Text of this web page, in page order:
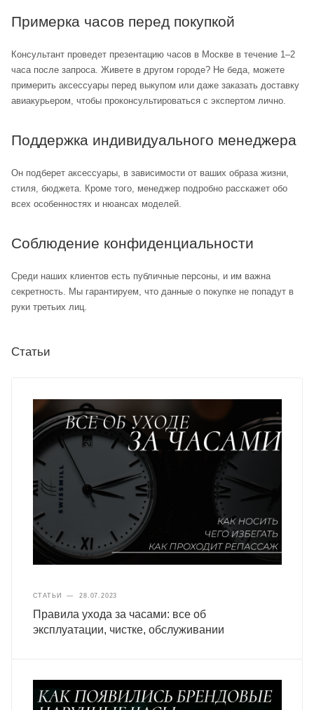
Примерка часов перед покупкой
Консультант проведет презентацию часов в Москве в течение 1–2
часа после запроса. Живете в другом городе? Не беда, можете
примерить аксессуары перед выкупом или даже заказать доставку
авиакурьером, чтобы проконсультироваться с экспертом лично.
Поддержка индивидуального менеджера
Он подберет аксессуары, в зависимости от ваших образа жизни,
стиля, бюджета. Кроме того, менеджер подробно расскажет обо
всех особенностях и нюансах моделей.
Соблюдение конфиденциальности
Среди наших клиентов есть публичные персоны, и им важна
секретность. Мы гарантируем, что данные о покупке не попадут в
руки третьих лиц.
Статьи
СТАТЬИ — 28.07.2023
Правила ухода за часами: все об
эксплуатации, чистке, обслуживании